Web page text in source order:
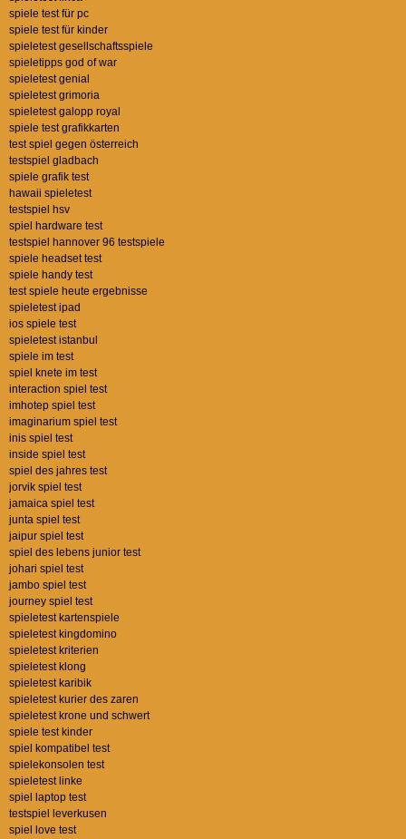
spiele test für pc
spiele test für kinder
spieletest gesellschaftsspiele
spieletipps god of war
spieletest genial
spieletest grimoria
spieletest galopp royal
spiele test grafikkarten
test spiel gegen österreich
testspiel gladbach
spiele grafik test
hawaii spieletest
testspiel hsv
spiel hardware test
testspiel hannover 96 testspiele
spiele headset test
spiele handy test
test spiele heute ergebnisse
spieletest ipad
ios spiele test
spieletest istanbul
spiele im test
spiel knete im test
interaction spiel test
imhotep spiel test
imaginarium spiel test
inis spiel test
inside spiel test
spiel des jahres test
jorvik spiel test
jamaica spiel test
junta spiel test
jaipur spiel test
spiel des lebens junior test
johari spiel test
jambo spiel test
journey spiel test
spieletest kartenspiele
spieletest kingdomino
spieletest kriterien
spieletest klong
spieletest karibik
spieletest kurier des zaren
spieletest krone und schwert
spiele test kinder
spiel kompatibel test
spielekonsolen test
spieletest linke
spiel laptop test
testspiel leverkusen
spiel love test